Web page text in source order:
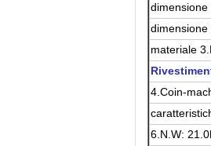
dimensione
dimensione
materiale
4.Coin-
6.N.W: